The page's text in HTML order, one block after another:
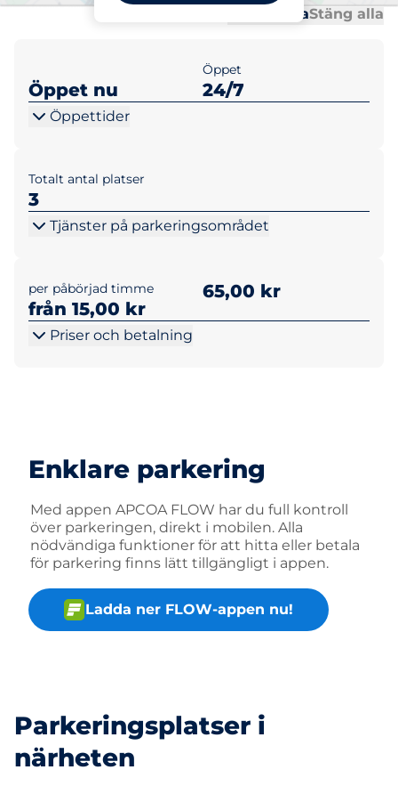
Öppna allaStäng alla
Öppet nu
Öppet
24/7
Öppettider
Totalt antal platser
3
Tjänster på parkeringsområdet
per påbörjad timme
från 15,00 kr
65,00 kr
Priser och betalning
Enklare parkering
Med appen APCOA FLOW har du full kontroll
över parkeringen, direkt i mobilen. Alla
nödvändiga funktioner för att hitta eller betala
för parkering finns lätt tillgängligt i appen.
Ladda ner FLOW-appen nu!
Parkeringsplatser i
närheten